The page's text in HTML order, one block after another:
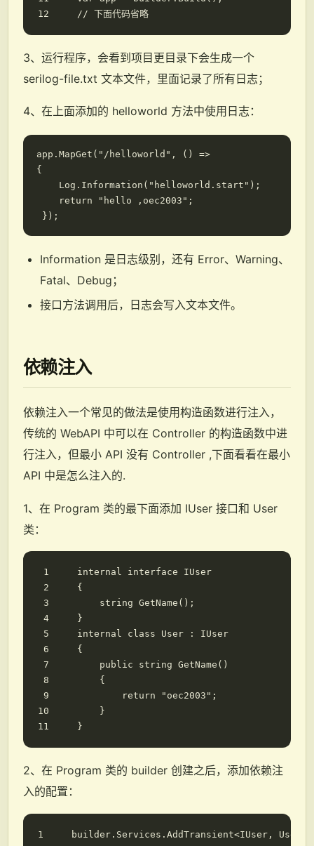
// 下面代码省略
3、运行程序，会看到项目更目录下会生成一个
serilog-file.txt 文本文件，里面记录了所有日志；
4、在上面添加的 helloworld 方法中使用日志：
app.MapGet("/helloworld", () =>
{
Log.Information("helloworld.start");
return "hello ,oec2003";
Information 是日志级别，还有 Error、Warning、
Fatal、Debug；
接口方法调用后，日志会写入文本文件。
依赖注入
依赖注入一个常见的做法是使用构造函数进行注入，
传统的 WebAPI 中可以在 Controller 的构造函数中进
行注入，但最小 API 没有 Controller ,下面看看在最小
API 中是怎么注入的.
1、在 Program 类的最下面添加 IUser 接口和 User
类：
internal interface
IUser
{
string GetName ();
}
internal
class User :
IUser
{
public
string GetName ()
{
return
"oec2003" ;
}
}
2、在 Program 类的 builder 创建之后，添加依赖注
入的配置：
builder . Services . AddTransient<IUser , User